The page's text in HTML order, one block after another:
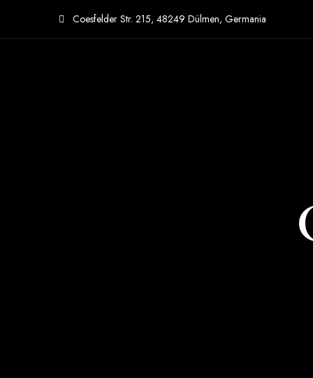
Coesfelder Str. 215, 48249 Dülmen, Germania